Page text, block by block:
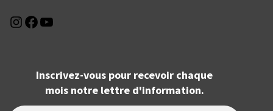
Instagram
Facebook
Inscrivez-vous pour recevoir chaque
mois notre lettre d'information.